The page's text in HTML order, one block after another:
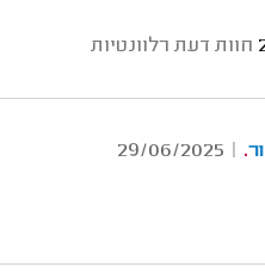
חוות דעת רלוונטיות
.
|
29/06/2025